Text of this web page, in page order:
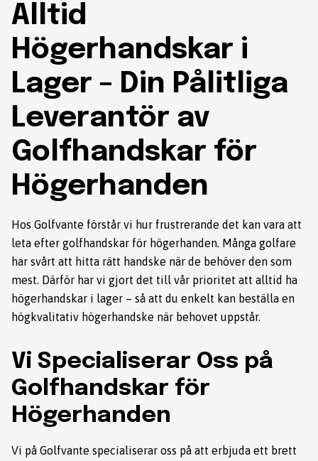
Alltid
Högerhandskar i
Lager – Din Pålitliga
Leverantör av
Golfhandskar för
Högerhanden
Hos Golfvante förstår vi hur frustrerande det kan vara att
leta efter golfhandskar för högerhanden. Många golfare
har svårt att hitta rätt handske när de behöver den som
mest. Därför har vi gjort det till vår prioritet att alltid ha
högerhandskar i lager – så att du enkelt kan beställa en
högkvalitativ högerhandske när behovet uppstår.
Vi Specialiserar Oss på
Golfhandskar för
Högerhanden
Vi på Golfvante specialiserar oss på att erbjuda ett brett